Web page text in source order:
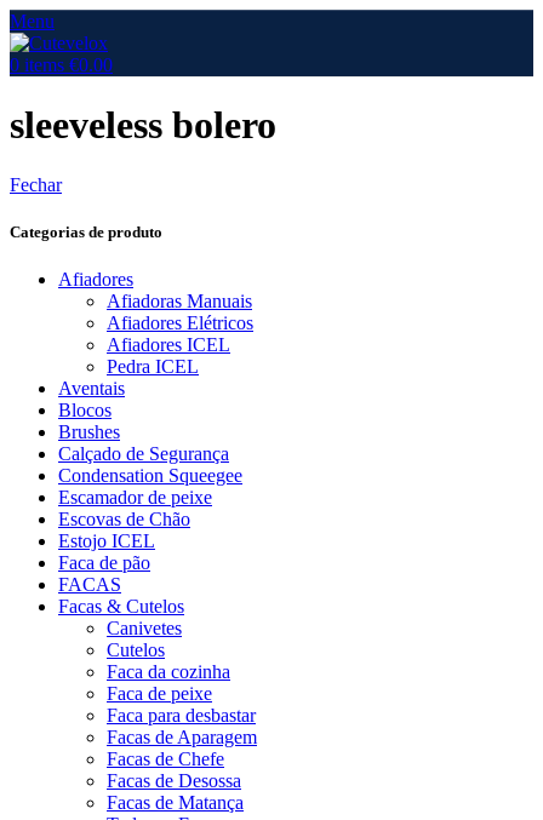
Menu
0 items €0.00
sleeveless bolero
Fechar
Categorias de produto
Afiadores
Afiadoras Manuais
Afiadores Elétricos
Afiadores ICEL
Pedra ICEL
Aventais
Blocos
Brushes
Calçado de Segurança
Condensation Squeegee
Escamador de peixe
Escovas de Chão
Estojo ICEL
Faca de pão
FACAS
Facas & Cutelos
Canivetes
Cutelos
Faca da cozinha
Faca de peixe
Faca para desbastar
Facas de Aparagem
Facas de Chefe
Facas de Desossa
Facas de Matança